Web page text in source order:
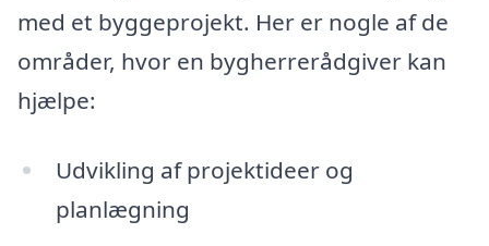
med et byggeprojekt. Her er nogle af de
områder, hvor en bygherrerådgiver kan
hjælpe:
Udvikling af projektideer og
planlægning